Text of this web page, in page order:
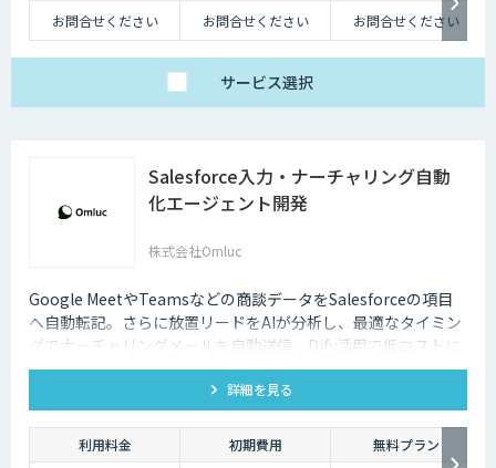
お問合せください
お問合せください お問合せください
サービス選択
Salesforce入力・ナーチャリング自動
化エージェント開発
株式会社Omluc
Google MeetやTeamsなどの商談データをSalesforceの項目
へ自動転記。さらに放置リードをAIが分析し、最適なタイミン
グでナーチャリングメールを自動送信。Dify活用で低コストに
実現します。
詳細を見る
利用料金 初期費用
無料プラン